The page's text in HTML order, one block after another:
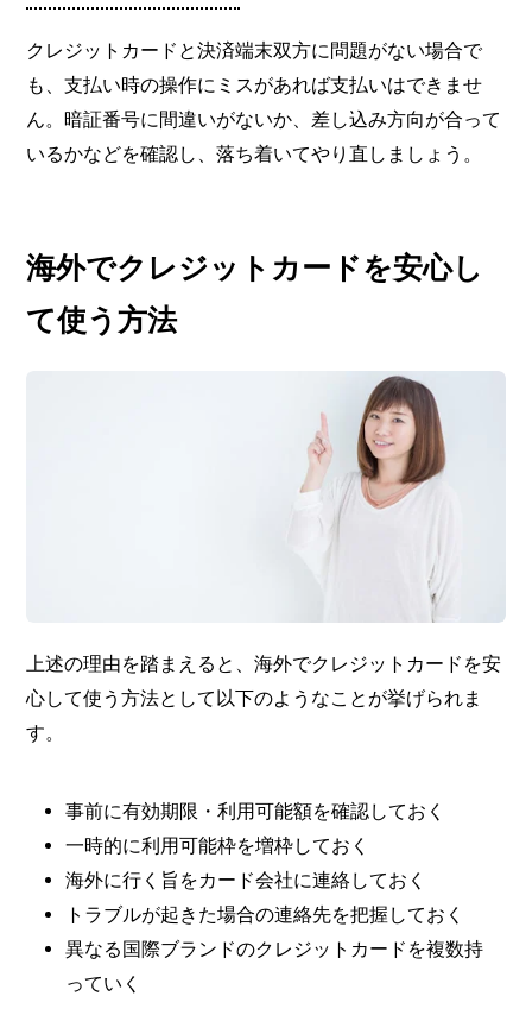
クレジットカードと決済端末双方に問題がない場合で
も、支払い時の操作にミスがあれば支払いはできませ
ん。暗証番号に間違いがないか、差し込み方向が合って
いるかなどを確認し、落ち着いてやり直しましょう。
海外でクレジットカードを安心し
て使う方法
上述の理由を踏まえると、海外でクレジットカードを安
心して使う方法として以下のようなことが挙げられま
す。
事前に有効期限・利用可能額を確認しておく
一時的に利用可能枠を増枠しておく
海外に行く旨をカード会社に連絡しておく
トラブルが起きた場合の連絡先を把握しておく
異なる国際ブランドのクレジットカードを複数持
っていく